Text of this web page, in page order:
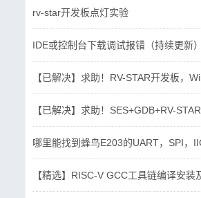
rv-star开发板点灯实验
IDE或控制台下载调试报错（持续更新）
【已解决】求助！RV-STAR开发板，
【已解决】求助！SES+GDB+RV-
哪里能找到蜂鸟E203的UART，SPI，
【精选】RISC-V GCC工具链编译安装